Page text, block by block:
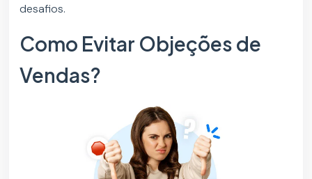
desafios.
Como Evitar Objeções de
Vendas?